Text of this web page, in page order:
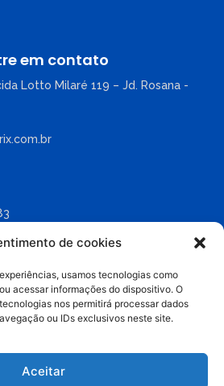
de cookies
usamos tecnologias como
acessar informações do dispositivo. O
nos permitirá processar dados
ou IDs exclusivos neste site.
Aceitar
em contato
Lotto Milaré 119 – Jd. Rosana -
- Copyright ® 2025 -
direitos reservados.
de Privacidade
por Optimize Digital